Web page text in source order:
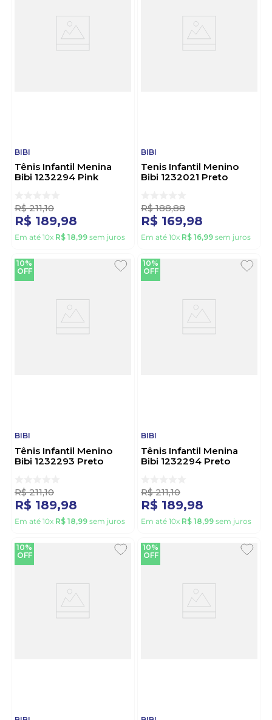
BIBI
Tênis Infantil Menina
Bibi 1232294 Pink
R$ 211,10
R$ 189,98
Em até 10x R$ 18,99 sem juros
BIBI
Tenis Infantil Menino
Bibi 1232021 Preto
R$ 188,88
R$ 169,98
Em até 10x R$ 16,99 sem juros
10%
OFF
BIBI
Tênis Infantil Menino
Bibi 1232293 Preto
R$ 211,10
R$ 189,98
Em até 10x R$ 18,99 sem juros
10%
OFF
BIBI
Tênis Infantil Menina
Bibi 1232294 Preto
R$ 211,10
R$ 189,98
Em até 10x R$ 18,99 sem juros
10%
OFF
10%
OFF